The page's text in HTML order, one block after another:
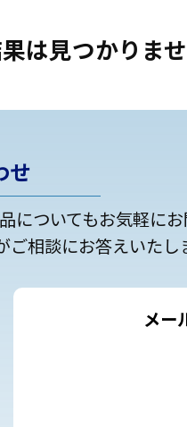
は見つかりませ
せ
ついてもお気軽にお
相談にお答えいたし
メー